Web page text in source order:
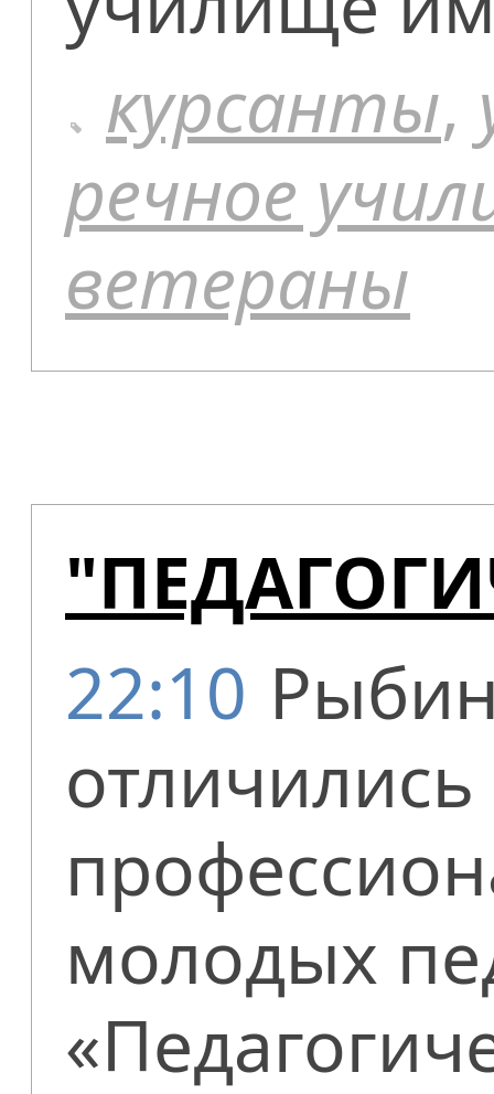
курсанты,
речное
ветераны
22:10
молодых